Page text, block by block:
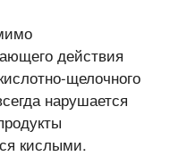
действия
щелочного
нарушается
кислыми.